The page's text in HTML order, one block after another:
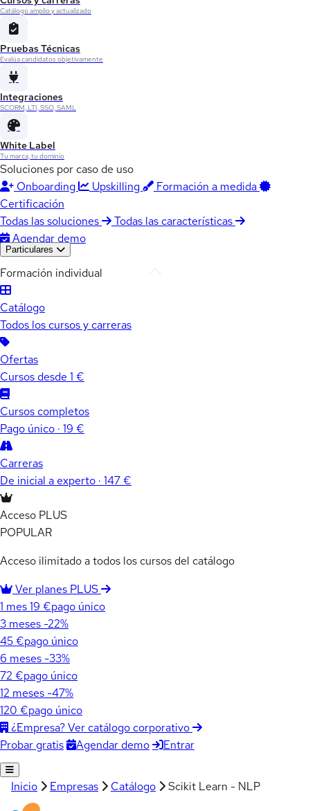
Catálogo amplio y actualizado
Pruebas Técnicas
Evalúa candidatos objetivamente
Integraciones
SCORM, LTI, SSO, SAML
White Label
Tu marca, tu dominio
Soluciones por caso de uso
Onboarding
Upskilling
Formación a medida
Certificación
Todas las soluciones
Todas las características
Agendar demo
Particulares
Formación individual
Catálogo
Todos los cursos y carreras
Ofertas
Cursos desde 1 €
Cursos completos
Pago único · 19 €
Carreras
De inicial a experto · 147 €
Acceso PLUS
POPULAR
Acceso ilimitado a todos los cursos del catálogo
Ver planes PLUS
1 mes19 €pago único
3 meses -22%
45 €pago único
6 meses -33%
72 €pago único
12 meses -47%
120 €pago único
¿Empresa? Ver catálogo corporativo
Probar gratis
Agendar demo Entrar
Inicio Empresas Catálogo Scikit Learn - NLP